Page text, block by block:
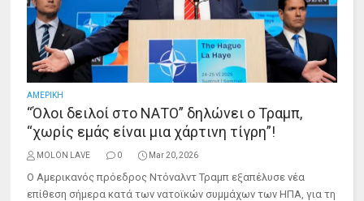
ΑΜΕΡΙΚΗ
“Όλοι δειλοί στο ΝΑΤΟ” δηλώνει ο Τραμπ,
“χωρίς εμάς είναι μια χάρτινη τίγρη”!
MOLON LAVE 0 Mar 20, 2026
Ο Αμερικανός πρόεδρος Ντόναλντ Τραμπ εξαπέλυσε νέα
επίθεση σήμερα κατά των νατοϊκών συμμάχων των ΗΠΑ, για τη